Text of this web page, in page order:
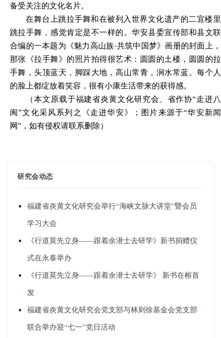
备受关注的文化名片。
在舞台上跳拉手舞和在被列入世界文化遗产的二宜楼里
跳拉手舞，感觉肯定是不一样的。华安县委宣传部和县文联
合编的一本题为《魅力高山族·共筑中国梦》画册的封面上，
那张《拉手舞》的照片拍得很艺术：圆圆的土楼，圆圆的拉
手舞，头顶蓝天，脚踩大地，高山常青，涧水常蓝。每个人
的脸上都绽放着笑容，很有小康生活带来的获得感。
（本文原载于福建省炎黄文化研究会、省作协“走进八
闽”文化采风系列之
《走进华安》；图片来源于“华安新闻
网”，如有侵权请联系删除）
研究会动态
福建省炎黄文化研究会举行“海峡文脉大讲堂”暨会员
学习大会
《行道莫先立身——跟着余潜士去研学》新书捐赠仪
式在永泰举办
《行道莫先立身——跟着余潜士去研学》 新书在榕首
发
福建省炎黄文化研究会党支部与林则徐基金会党支部
联合举办迎“七一”党日活动